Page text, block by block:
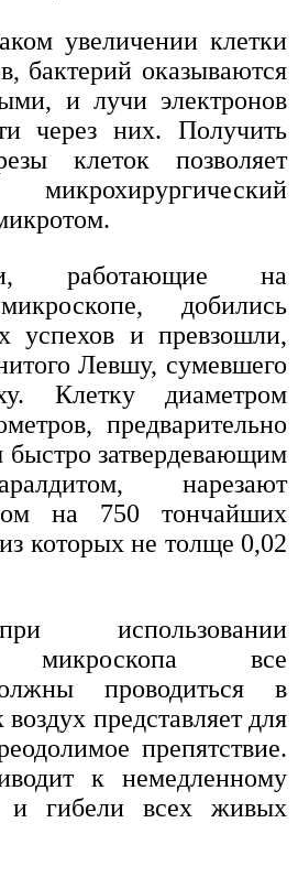
увеличении клетки
бактерий оказываются
и лучи электронов
через них. Получить
клеток позволяет
работающие на
добились
успехов и превзошли,
Левшу, сумевшего
Клетку диаметром
предварительно
затвердевающим
нарезают
на 750 тончайших
которых не толще 0,02
использовании
микроскопа все
проводиться в
представляет для
препятствие.
к немедленному
и гибели всех живых